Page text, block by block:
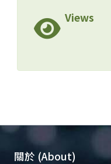
Views
關於 (About)